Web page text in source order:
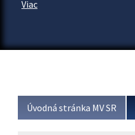
Viac
Úvodná stránka MV SR